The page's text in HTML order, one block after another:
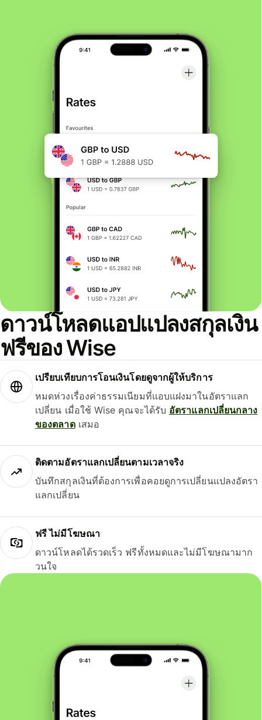
ดาวน์โหลดแอปแปลงสกุลเงิน
ฟรีของ Wise
เปรียบเทียบการโอนเงินโดยดูจากผู้ให้บริการ
หมดห่วงเรื่องค่าธรรมเนียมที่แอบแฝงมาในอัตราแลก
เปลี่ยน เมื่อใช้ Wise คุณจะได้รับ อัตราแลกเปลี่ยนกลาง
ของตลาดเสมอ
ติดตามอัตราแลกเปลี่ยนตามเวลาจริง
บันทึกสกุลเงินที่ต้องการเพื่อคอยดูการเปลี่ยนแปลงอัตรา
แลกเปลี่ยน
ฟรี ไม่มีโฆษณา
ดาวน์โหลดได้รวดเร็ว ฟรีทั้งหมดและไม่มีโฆษณามาก
วนใจ